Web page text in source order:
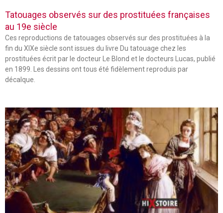
Tatouages observés sur des prostituées françaises
au 19e siècle
Ces reproductions de tatouages observés sur des prostituées à la
fin du XIXe siècle sont issues du livre Du tatouage chez les
prostituées écrit par le docteur Le Blond et le docteurs Lucas, publié
en 1899. Les dessins ont tous été fidèlement reproduis par
décalque.